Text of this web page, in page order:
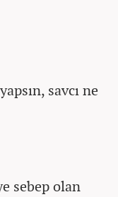
savcı ne
sebep olan